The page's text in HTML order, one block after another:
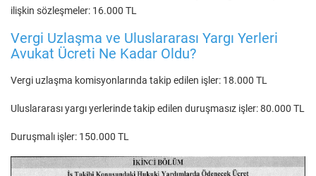
ilişkin sözleşmeler: 16.000 TL
Vergi Uzlaşma ve Uluslararası Yargı Yerleri
Avukat Ücreti Ne Kadar Oldu?
Vergi uzlaşma komisyonlarında takip edilen işler: 18.000 TL
Uluslararası yargı yerlerinde takip edilen duruşmasız işler: 80.000 TL
Duruşmalı işler: 150.000 TL